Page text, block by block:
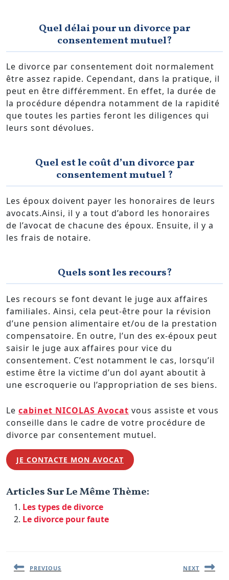
Quel délai pour un divorce par
consentement mutuel?
Le divorce par consentement doit normalement
être assez rapide. Cependant, dans la pratique, il
peut en être différemment. En effet, la durée de
la procédure dépendra notamment de la rapidité
que toutes les parties feront les diligences qui
leurs sont dévolues.
Quel est le coût d’un divorce par
consentement mutuel ?
Les époux doivent payer les honoraires de leurs
avocats.Ainsi, il y a tout d’abord les honoraires
de l’avocat de chacune des époux. Ensuite, il y a
les frais de notaire.
Quels sont les recours?
Les recours se font devant le juge aux affaires
familiales. Ainsi, cela peut-être pour la révision
d’une pension alimentaire et/ou de la prestation
compensatoire. En outre, l’un des ex-époux peut
saisir le juge aux affaires pour vice du
consentement. C’est notamment le cas, lorsqu’il
estime être la victime d’un dol ayant aboutit à
une escroquerie ou l’appropriation de ses biens.
Le cabinet NICOLAS Avocat vous assiste et vous
conseille dans le cadre de votre procédure de
divorce par consentement mutuel.
JE CONTACTE MON AVOCAT
Articles Sur Le Même Thème:
Les types de divorce
Le divorce pour faute
l’articlePREVIOUS NEXT